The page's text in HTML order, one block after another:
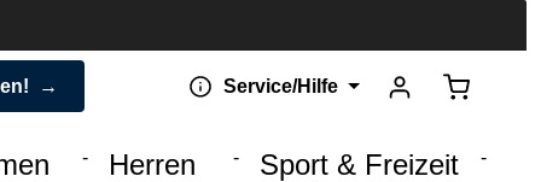
Service/Hilfe
Herren Sport & Freizeit